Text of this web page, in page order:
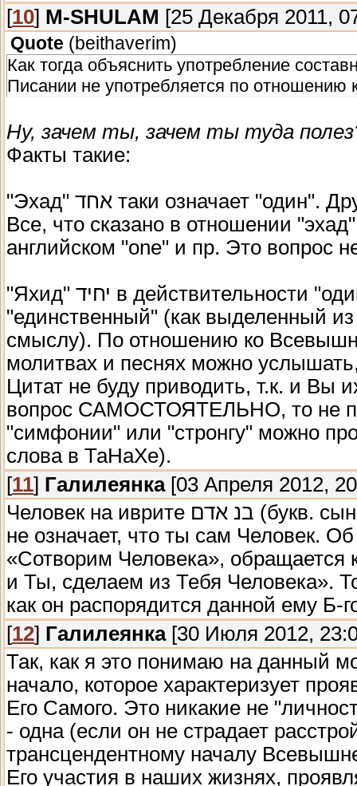
[10] M-SHULAM [25 Декабря 2011,
Quote (beithaverim)
Как тогда объяснить употребление
Писании не употребляется по отношению
Ну, зачем ты, зачем ты туда
Факты такие:
"Эхад" אחד таки означает "один". Другого числительного "один" в иврите нет.
Все, что сказано в отношении
английском "one" и пр. Это вопрос
"Яхид" יחיד в действительности "один" не означает", но имеет смысл
"единственный" (как выделенный
смыслу). По отношению ко
молитвах и песнях можно
Цитат не буду приводить, т.к. и Вы
вопрос САМОСТОЯТЕЛЬНО, то не
"симфонии" или "стронгу" можно
слова в ТаНаХе).
[11] Галилеянка[03 Апреля 2012,
Человек на иврите בנ אדם (букв. сын Человека). То, что ты сын Человека, еще
не означает, что ты сам Человек.
«Сотворим Человека», обращается
и Ты, сделаем из Тебя Человека».
как он распорядится данной ему Б-
[12] Галилеянка[30 Июля 2012,
Так, как я это понимаю на данный
начало, которое характеризует
Его Самого. Это никакие не
- одна (если он не страдает
трансцендентному началу
Его участия в наших жизнях,